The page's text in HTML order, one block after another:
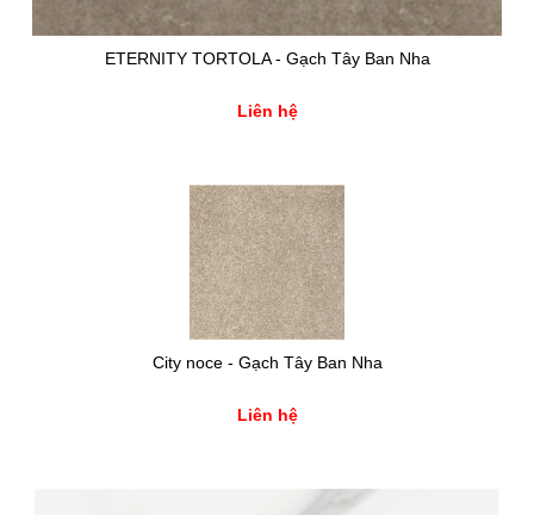
ETERNITY TORTOLA - Gạch Tây Ban Nha
Liên hệ
City noce - Gạch Tây Ban Nha
Liên hệ